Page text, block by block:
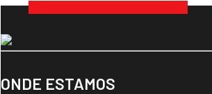
ONDE ESTAMOS